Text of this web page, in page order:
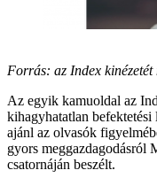
Forrás: az Index
Az egyik kamuoldal az
kihagyhatatlan befektetési
ajánl az olvasók
gyors meggazdagodásról
csatornáján beszélt.